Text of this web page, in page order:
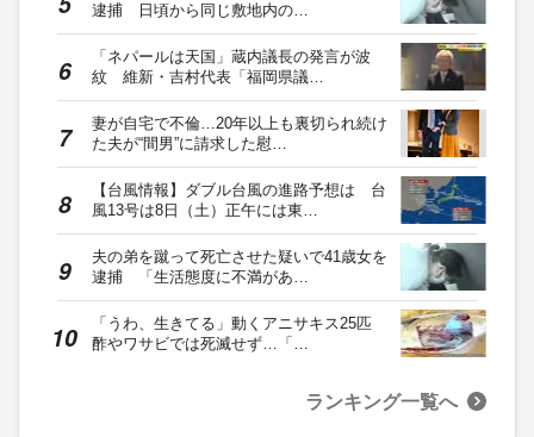
逮捕 日頃から同じ敷地内の…
「ネパールは天国」蔵内議長の発言が波
紋 維新・吉村代表「福岡県議…
妻が自宅で不倫…20年以上も裏切られ続け
た夫が“間男”に請求した慰…
【台風情報】ダブル台風の進路予想は 台
風13号は8日（土）正午には東…
夫の弟を蹴って死亡させた疑いで41歳女を
逮捕 「生活態度に不満があ…
「うわ、生きてる」動くアニサキス25匹
酢やワサビでは死滅せず…「…
ランキング一覧へ